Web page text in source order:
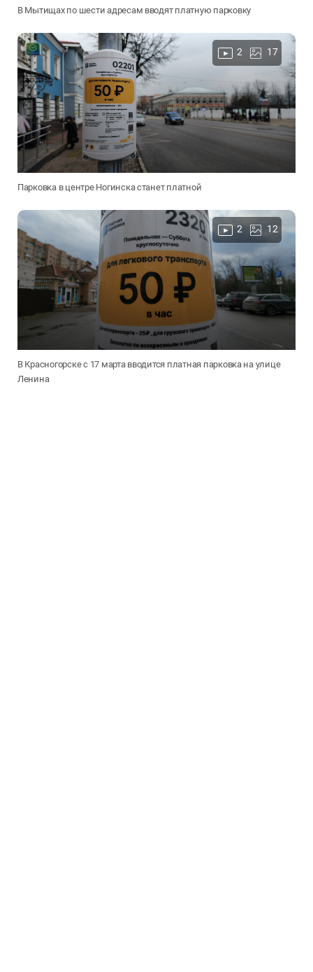
В Мытищах по шести адресам вводят платную парковку
2 17
Парковка в центре Ногинска станет платной
2 12
В Красногорске с 17 марта вводится платная парковка на улице
Ленина